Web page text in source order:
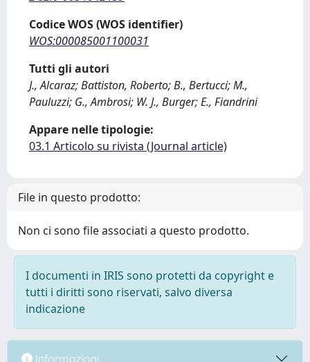
Codice WOS (WOS identifier)
WOS:000085001100031
Tutti gli autori
J., Alcaraz; Battiston, Roberto; B., Bertucci; M.,
Pauluzzi; G., Ambrosi; W. J., Burger; E., Fiandrini
Appare nelle tipologie:
03.1 Articolo su rivista (Journal article)
File in questo prodotto:
Non ci sono file associati a questo prodotto.
I documenti in IRIS sono protetti da copyright e
tutti i diritti sono riservati, salvo diversa
indicazione
Informazioni